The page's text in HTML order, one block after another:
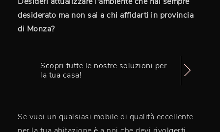
desiderato ma non sai a chi affidarti in provincia
di Monza?
Scopri tutte le nostre soluzioni per
la tua casa!
Se vuoi un qualsiasi mobile di qualità eccellente